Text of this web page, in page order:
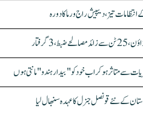
تیز، دیپیش راج ورما کا دورہ
گرفتار
سے متاثر ہو کر اب خود کو "بیدار ہندو" مانتی ہوں
کے نئے قونصل جنرل کا عہدہ سنبھال لیا